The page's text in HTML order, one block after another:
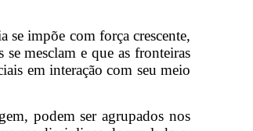
se impõe com força crescente,
mesclam e que as fronteiras
em interação com seu meio
podem ser agrupados nos